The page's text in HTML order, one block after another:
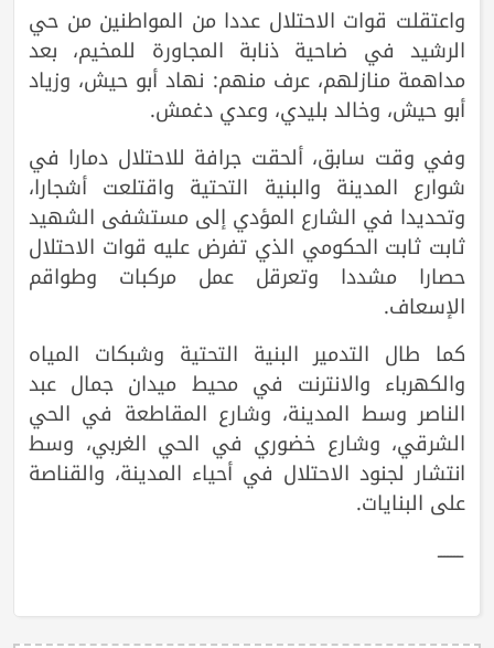
واعتقلت قوات الاحتلال عددا من المواطنين من حي
الرشيد في ضاحية ذنابة المجاورة للمخيم، بعد
مداهمة منازلهم، عرف منهم: نهاد أبو حيش، وزياد
أبو حيش، وخالد بليدي، وعدي دغمش.
وفي وقت سابق، ألحقت جرافة للاحتلال دمارا في
شوارع المدينة والبنية التحتية واقتلعت أشجارا،
وتحديدا في الشارع المؤدي إلى مستشفى الشهيد
ثابت ثابت الحكومي الذي تفرض عليه قوات الاحتلال
حصارا مشددا وتعرقل عمل مركبات وطواقم
الإسعاف.
كما طال التدمير البنية التحتية وشبكات المياه
والكهرباء والانترنت في محيط ميدان جمال عبد
الناصر وسط المدينة، وشارع المقاطعة في الحي
الشرقي، وشارع خضوري في الحي الغربي، وسط
انتشار لجنود الاحتلال في أحياء المدينة، والقناصة
على البنايات.
ـــــــ